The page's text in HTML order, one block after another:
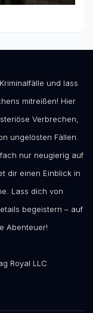
und lass
mitreißen! Hier
Verbrechen,
ungelösten Fällen.
nur neugierig auf
dir einen Einblick in
Lass dich von
begeistern – auf
Abenteuer!
Royal LLC